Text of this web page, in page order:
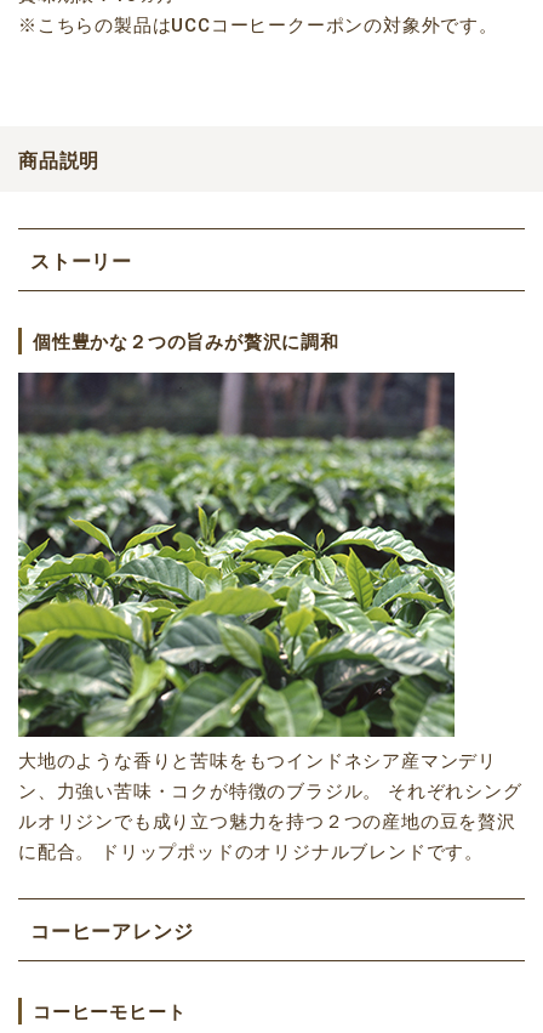
※こちらの製品はUCCコーヒークーポンの対象外です。
商品説明
ストーリー
個性豊かな２つの旨みが贅沢に調和
大地のような香りと苦味をもつインドネシア産マンデリ
ン、力強い苦味・コクが特徴のブラジル。 それぞれシング
ルオリジンでも成り立つ魅力を持つ２つの産地の豆を贅沢
に配合。 ドリップポッドのオリジナルブレンドです。
コーヒーアレンジ
コーヒーモヒート